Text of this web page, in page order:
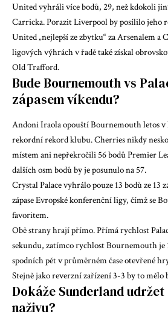
United vyhráli více bodů, 29, než kdokoli
Carricka. Porazit Liverpool by posílilo jeho
United „nejlepší ze zbytku“ za Arsenalem a
ligových výhrách v řadě také získal
Old Trafford.
Bude Bournemouth vs
zápasem víkendu?
Andoni Iraola opouští Bournemouth letos v
rekordní rekord klubu. Cherries nikdy
místem ani nepřekročili 56 bodů Premier
dalších osm bodů by je posunulo na 57.
Crystal Palace vyhrálo pouze 13 bodů ze 13
zápase Evropské konferenční ligy, čímž se
favoritem.
Obě strany hrají přímo. Přímá rychlost
sekundu, zatímco rychlost Bournemouth je
spodních pět v průměrném čase otevřené
Stejně jako reverzní zařízení 3-3 by to mělo
Dokáže Sunderland udržet
naživu?